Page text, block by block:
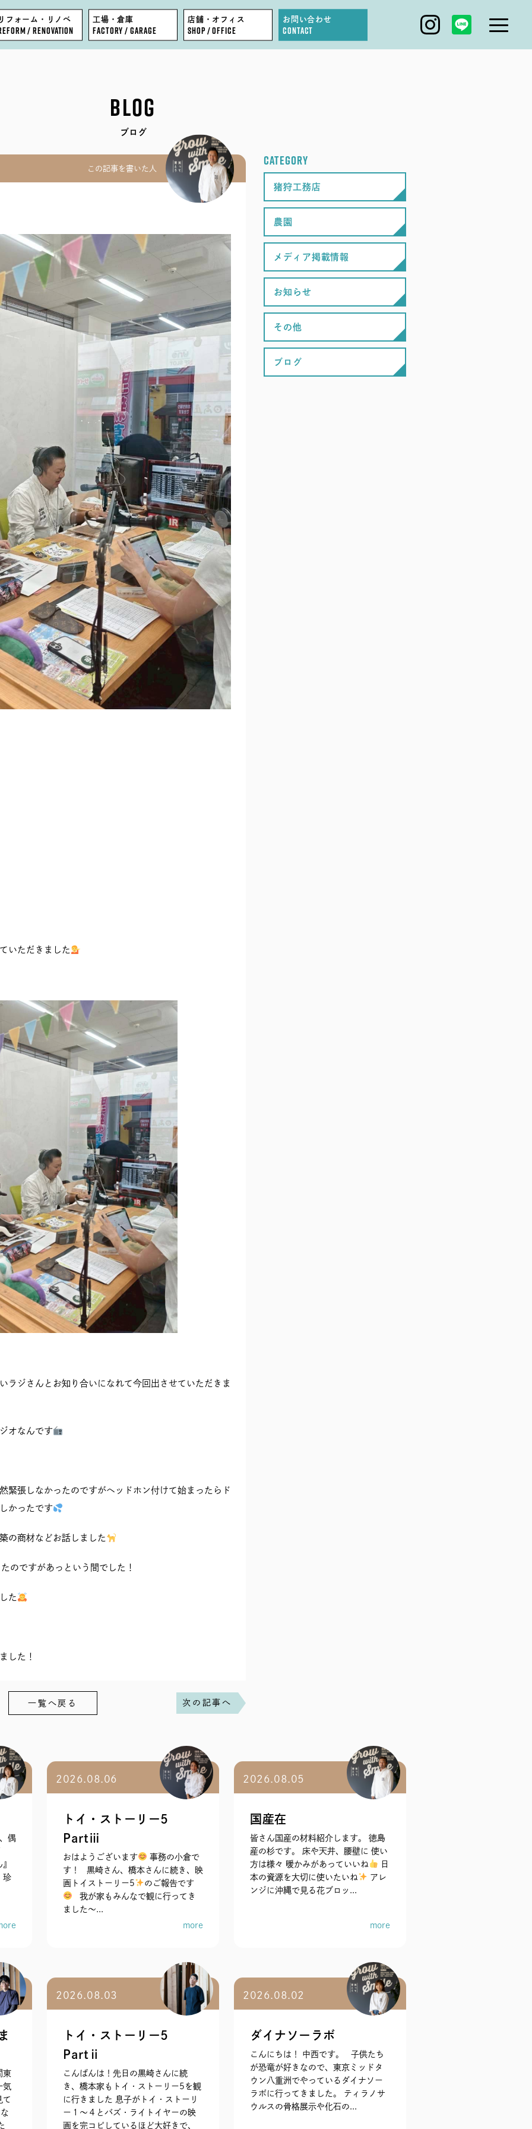
フォーム・リノベ
/ RENOVATION
工場・倉庫
FACTORY / GARAGE
店舗・オフィス
SHOP / OFFICE
お問い合わせ
CONTACT
EVENT
MODEL HOUSE
BLOG
COMPANY
STAFF
RECRUIT
SEAS0N BY MYSELF
BLOG
ブログ
この記事を書いた人
いただきました
ラジさんとお知り合いになれて今回出させていただきま
オなんです
緊張しなかったのですがヘッドホン付けて始まったらド
かったです
の商材などお話しました
のですがあっという間でした！
た
した！
一覧へ戻る 次の記事へ
CATEGORY
猪狩工務店
農園
メディア掲載情報
お知らせ
その他
ブログ
偶
珍
2026.08.06
トイ・ストーリー5
Partⅲ
おはようございます
事務の小倉で
す！ 黒崎さん、橋本さんに続き、映
画トイストーリー5
のご報告です
我が家もみんなで観に行ってき
ました～...
more
2026.08.05
国産在
皆さん国産の材料紹介します。 徳島
産の杉です。 床や天井、腰壁に 使い
方は様々 暖かみがあっていいね
日
本の資源を大切に使いたいね
アレ
ンジに沖縄で見る花ブロッ...
more
東
気
て
2026.08.03
トイ・ストーリー5
Partⅱ
こんばんは！先日の黒崎さんに続
き、橋本家もトイ・ストーリー5を観
に行きました 息子がトイ・ストーリ
ー１〜４とバズ・ライトイヤーの映
画を完コピしているほど大好きで、
2026.08.02
ダイナソーラボ
こんにちは！ 中西です。 子供たち
が恐竜が好きなので、東京ミッドタ
ウン八重洲でやっているダイナソー
ラボに行ってきました。 ティラノサ
ウルスの骨格展示や化石の...